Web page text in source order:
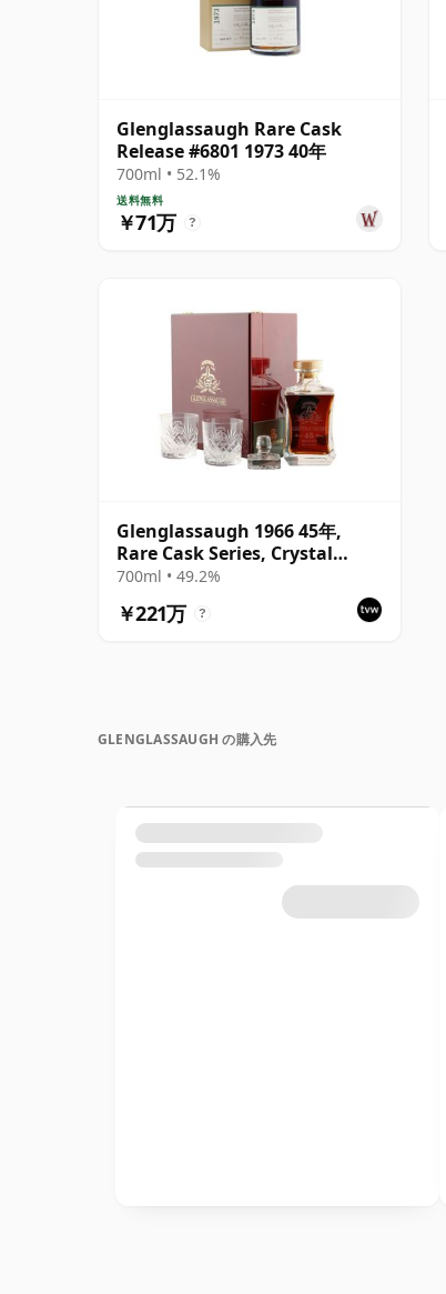
Glenglassaugh Rare Cask
Release #6801 1973 40年
700ml • 52.1%
送料無料
￥71万 ?
Glenglassaugh 1966 45年,
Rare Cask Series, Crystal
Decanter Presentation
700ml • 49.2%
￥221万 ?
GLENGLASSAUGH の購入先